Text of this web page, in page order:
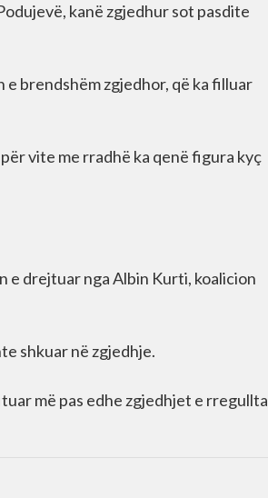
kanë zgjedhur sot pasdite
brendshëm zgjedhor, që ka filluar
vite me rradhë ka qenë figura kyç
e drejtuar nga Albin Kurti, koalicion
shkuar në zgjedhje.
më pas edhe zgjedhjet e rregullta